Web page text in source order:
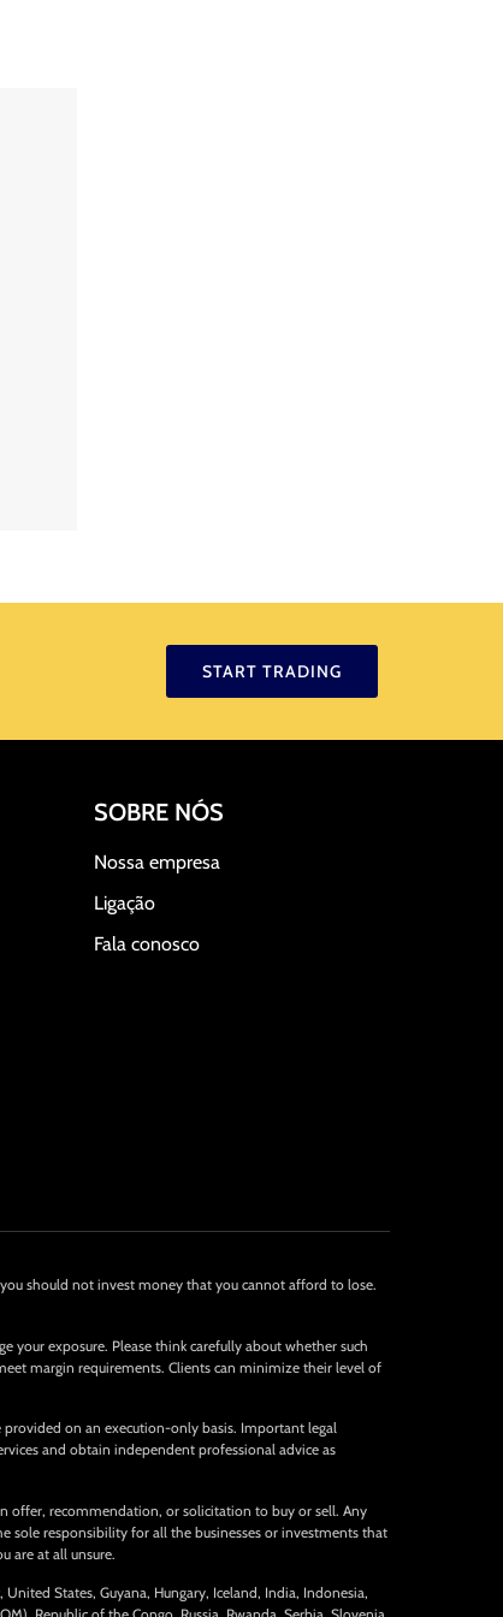
START TRADING
SOBRE NÓS
Nossa empresa
Ligação
Fala conosco
you should not invest money that you cannot afford to lose.
your exposure. Please think carefully about whether such
margin requirements. Clients can minimize their level of
provided on an execution-only basis. Important legal
and obtain independent professional advice as
offer, recommendation, or solicitation to buy or sell. Any
sole responsibility for all the businesses or investments that
are at all unsure.
States, Guyana, Hungary, Iceland, India, Indonesia,